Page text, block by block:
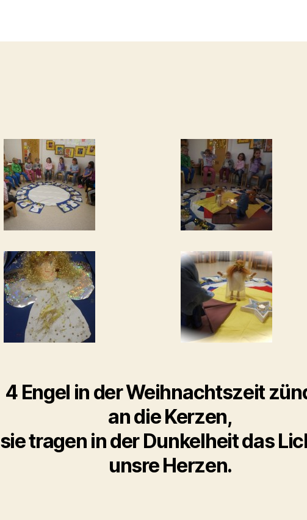
4 Engel in der Weihnachtszeit
an die Kerzen,
sie tragen in der Dunkelheit das
unsre Herzen.